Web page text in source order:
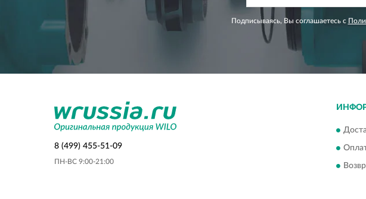
Подписываясь, Вы соглашаетесь с
8 (499) 455-51-09
ПН-ВС 9:00-21:00